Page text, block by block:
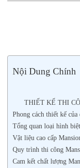
Nội Dung Chính
THIẾT KẾ THI
Phong cách thiết kế của
Tổng quan loại hình
Vật liệu cao cấp
Quy trình thi công
Cam kết chất lượng